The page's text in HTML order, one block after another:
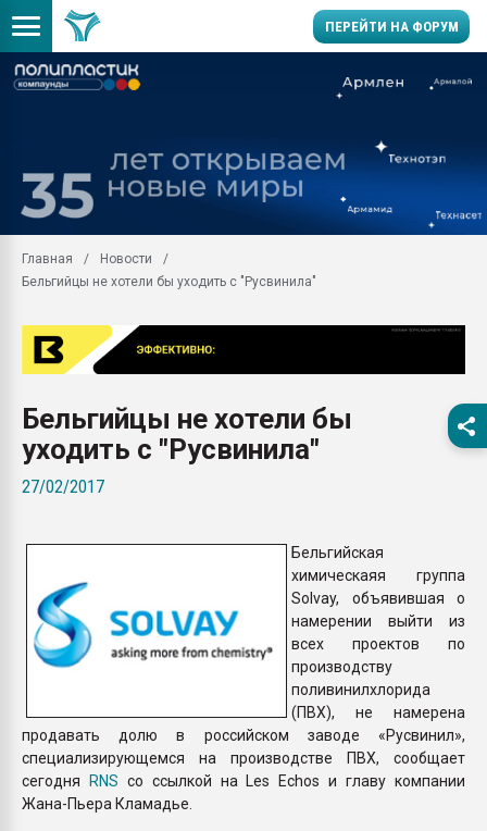
ПЕРЕЙТИ НА ФОРУМ
цикла
заводу пластмасс"
28.07.2026
пластмасс
28.07.2026
ПЕРЕЙТИ НА
Главная
Новости
Бельгийцы не хотели бы уходить с "Русвинила"
Бельгийцы не хотели бы
уходить с "Русвинила"
27/02/2017
Бельгийская
химическаяя группа
Solvay, объявившая о
намерении выйти из
всех проектов по
производству
поливинилхлорида
(ПВХ), не намерена
продавать долю в российском заводе «Русвинил»,
специализирующемся на производстве ПВХ, сообщает
сегодня RNS со ссылкой на Les Echos и главу компании
Жана-Пьера Кламадье.